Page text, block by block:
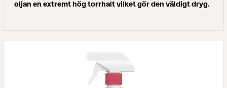
oljan en extremt hög torrhalt vilket gör den väldigt dryg.